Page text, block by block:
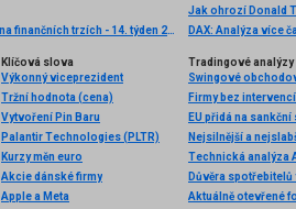
VIDEO: Týdenní přehled událostí na finančních trzích - 14. týden 2015 (30.3.- 3.4.2015)
DAX: Analýza více
Klíčová slova
Výkonný viceprezident
Tržní hodnota (cena)
Vytvoření Pin Baru
Palantir Technologies (PLTR)
Kurzy měn euro
Akcie dánské firmy
Apple a Meta
Tradingové analýzy
Swingové
Firmy bez
Nejsilnější a
Technická analýza
Důvěra spotřebitelů
Aktuálně otevřené